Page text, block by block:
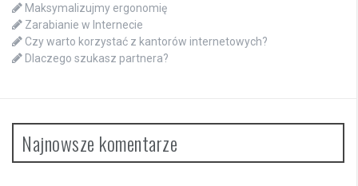
Maksymalizujmy ergonomię
Zarabianie w Internecie
Czy warto korzystać z kantorów internetowych?
Dlaczego szukasz partnera?
Najnowsze komentarze